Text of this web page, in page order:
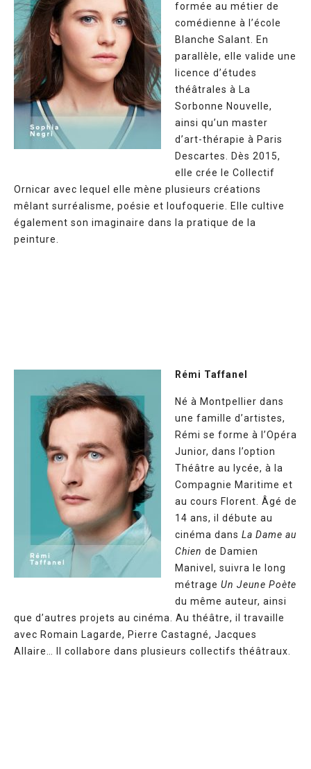
formée au métier de
comédienne à l’école
Blanche Salant. En
parallèle, elle valide une
licence d’études
théâtrales à La
Sorbonne Nouvelle,
ainsi qu’un master
d’art-thérapie à Paris
Descartes. Dès 2015,
elle crée le Collectif
Ornicar avec lequel elle mène plusieurs créations
mêlant surréalisme, poésie et loufoquerie. Elle cultive
également son imaginaire dans la pratique de la
peinture.
Rémi Taffanel
Né à Montpellier dans
une famille d’artistes,
Rémi se forme à l’Opéra
Junior, dans l’option
Théâtre au lycée, à la
Compagnie Maritime et
au cours Florent. Âgé de
14 ans, il débute au
cinéma dans La Dame au
Chien de Damien
Manivel, suivra le long
métrage Un Jeune Poète
du même auteur, ainsi
que d’autres projets au cinéma. Au théâtre, il travaille
avec Romain Lagarde, Pierre Castagné, Jacques
Allaire… Il collabore dans plusieurs collectifs théâtraux.